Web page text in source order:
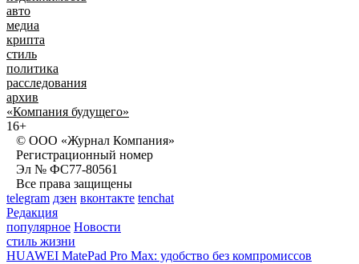
авто
медиа
крипта
стиль
политика
расследования
архив
«Компания будущего»
16+
© ООО «Журнал Компания»
Регистрационный номер
Эл № ФС77-80561
Все права защищены
telegram дзен вконтакте tenchat
Редакция
популярное Новости
стиль жизни
HUAWEI MatePad Pro Max: удобство без компромиссов